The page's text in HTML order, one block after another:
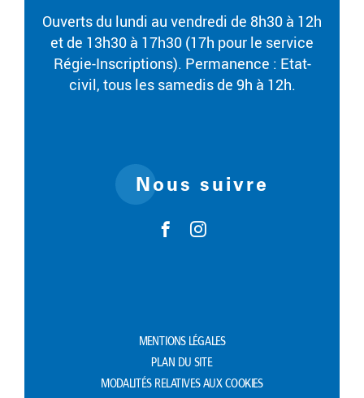
Ouverts du lundi au vendredi de 8h30 à 12h
et de 13h30 à 17h30 (17h pour le service
Régie-Inscriptions). Permanence : Etat-
civil, tous les samedis de 9h à 12h.
Nous suivre
MENTIONS LÉGALES
PLAN DU SITE
MODALITÉS RELATIVES AUX COOKIES